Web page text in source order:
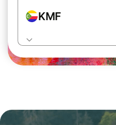
KMF